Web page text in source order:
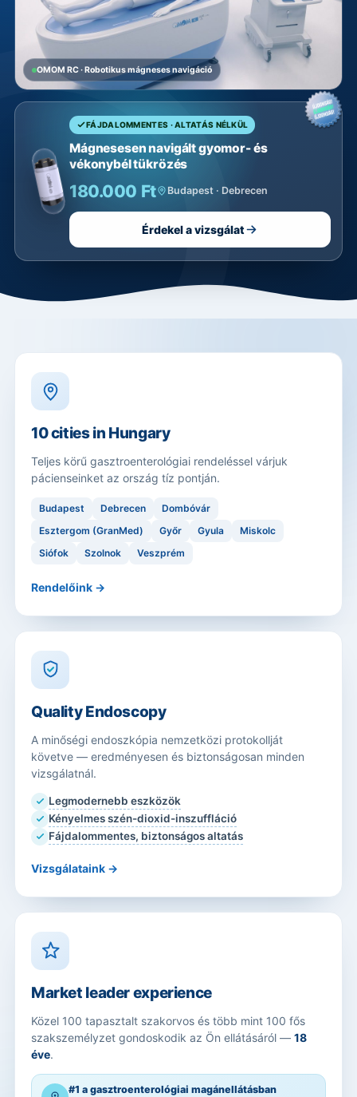
OMOM RC · Robotikus mágneses navigáció
FÁJDALOMMENTES · ALTATÁS NÉLKÜL
Mágnesesen navigált gyomor- és
vékonybél tükrözés
180.000 Ft Budapest · Debrecen
Érdekel a vizsgálat
10 cities in Hungary
Teljes körű gasztroenterológiai rendeléssel várjuk
pácienseinket az ország tíz pontján.
Budapest Debrecen
Dombóvár
Esztergom (GranMed)
Győr Gyula
Miskolc
Siófok
Szolnok Veszprém
Rendelőink →
Quality Endoscopy
A minőségi endoszkópia nemzetközi protokollját
követve — eredményesen és biztonságosan minden
vizsgálatnál.
Legmodernebb eszközök
Kényelmes szén-dioxid-inszuffláció
Fájdalommentes, biztonságos altatás
Vizsgálataink →
Market leader experience
Közel 100 tapasztalt szakorvos és több mint 100 fős
szakszemélyzet gondoskodik az Ön ellátásáról — 18
éve.
#1 a gasztroenterológiai magánellátásban